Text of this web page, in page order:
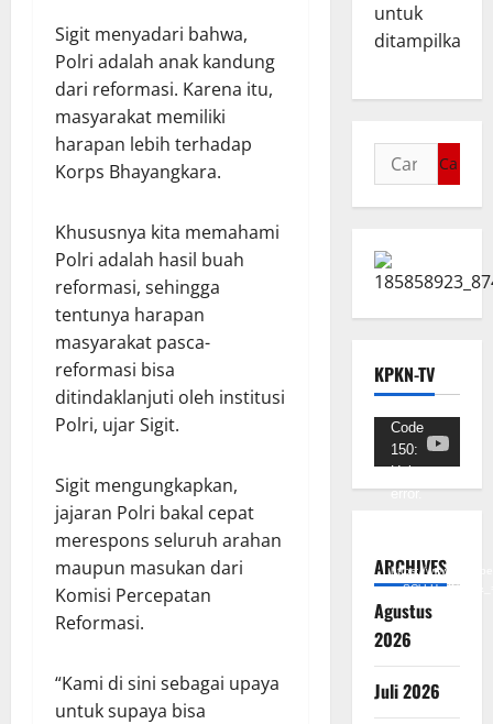
Sigit menyadari bahwa,
Polri adalah anak kandung
dari reformasi. Karena itu,
masyarakat memiliki
harapan lebih terhadap
Korps Bhayangkara.
Khususnya kita memahami
Polri adalah hasil buah
reformasi, sehingga
tentunya harapan
masyarakat pasca-
reformasi bisa
ditindaklanjuti oleh institusi
Polri, ujar Sigit.
Sigit mengungkapkan,
jajaran Polri bakal cepat
merespons seluruh arahan
maupun masukan dari
Komisi Percepatan
Reformasi.
“Kami di sini sebagai upaya
untuk supaya bisa
untuk
ditampilkan.
KPKN-TV
Pemutar
Video
Code
150:
Unknown
error.
https://
ARCHIVES
Agustus
2026
Juli 2026